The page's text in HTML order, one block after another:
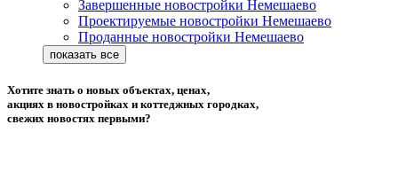
Завершенные новостройки Немешаево
Проектируемые новостройки Немешаево
Проданные новостройки Немешаево
Хотите знать о новых объектах, ценах,
акциях в новостройках и коттеджных городках,
свежих новостях первыми?